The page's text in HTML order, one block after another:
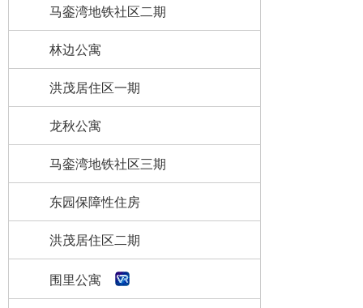
马銮湾地铁社区二期
林边公寓
洪茂居住区一期
龙秋公寓
马銮湾地铁社区三期
东园保障性住房
洪茂居住区二期
围里公寓